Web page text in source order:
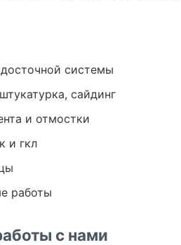
системы
сайдинг
и отмостки
и гкл
работы
с нами